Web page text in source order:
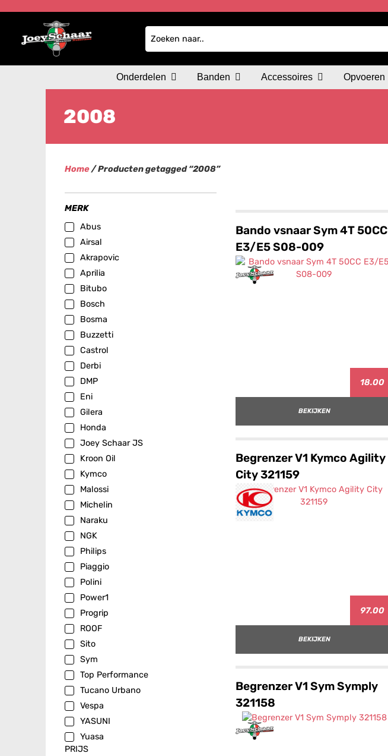
Onderdelen Banden Accessoires Opvoeren
2008
Home/ Producten getagged “2008”
MERK
Abus
Airsal
Akrapovic
Aprilia
Bitubo
Bosch
Bosma
Buzzetti
Castrol
Derbi
DMP
Eni
Gilera
Honda
Joey Schaar JS
Kroon Oil
Kymco
Malossi
Michelin
Naraku
NGK
Philips
Piaggio
Polini
Power1
Progrip
ROOF
Sito
Sym
Top Performance
Tucano Urbano
Vespa
YASUNI
Yuasa
PRIJS
Bando vsnaar Sym 4T 50CC
E3/E5 S08-009
18.00
BEKIJKEN
Begrenzer V1 Kymco Agility
City 321159
97.00
BEKIJKEN
Begrenzer V1 Sym Symply
321158